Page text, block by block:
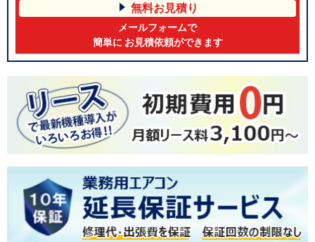
無料お見積り
メールフォームで
簡単に お見積依頼ができます